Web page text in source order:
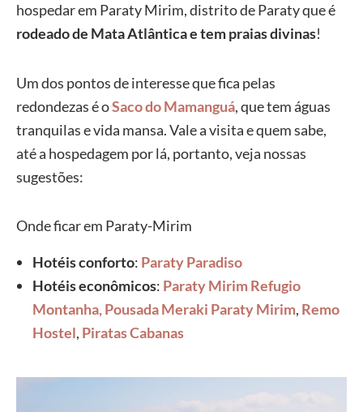
hospedar em Paraty Mirim, distrito de Paraty que é
rodeado de Mata Atlântica e tem praias divinas!
Um dos pontos de interesse que fica pelas
redondezas é oSaco do Mamanguá, que tem águas
tranquilas e vida mansa. Vale a visita e quem sabe,
até a hospedagem por lá, portanto, veja nossas
sugestões:
Onde ficar em Paraty-Mirim
Hotéis conforto: Paraty Paradiso
Hotéis econômicos: Paraty Mirim Refugio
Montanha,Pousada Meraki Paraty Mirim, Remo
Hostel, Piratas Cabanas